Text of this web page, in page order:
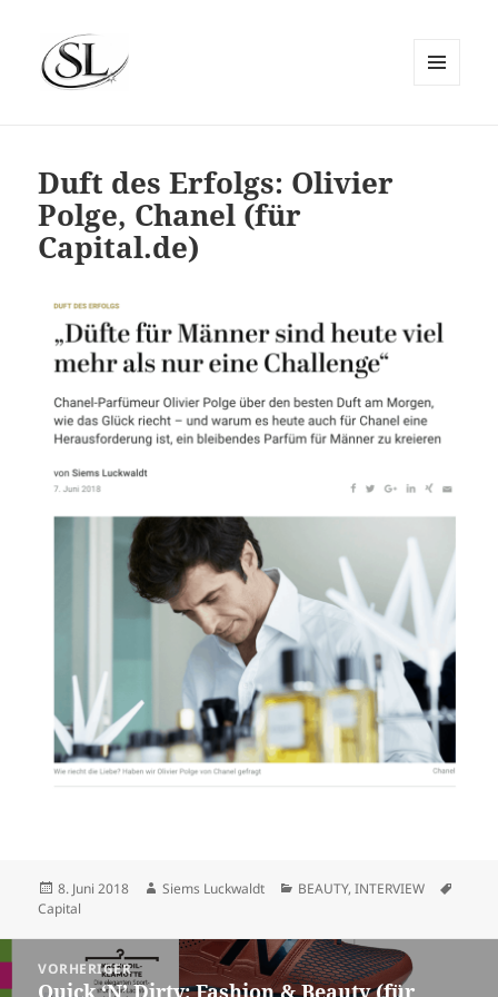
Duft des Erfolgs: Olivier
Polge, Chanel (für
Capital.de)
Veröffentlicht
am
8. Juni 2018 Autor
Siems Luckwaldt Kategorien
BEAUTY,INTERVIEW
Capital
Beitragsnavigation
VORHERIGER
Vorheriger
Quick ‘N’ Dirty: Fashion & Beauty (für